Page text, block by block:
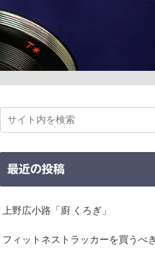
最近の投稿
上野広小路「廚 くろぎ」
フィットネストラッカーを買うべ